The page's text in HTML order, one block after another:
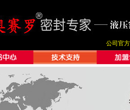
公司官